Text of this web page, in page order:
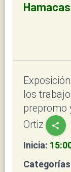
Hamacas
los
prepromo
Ortiz
share
Inicia: